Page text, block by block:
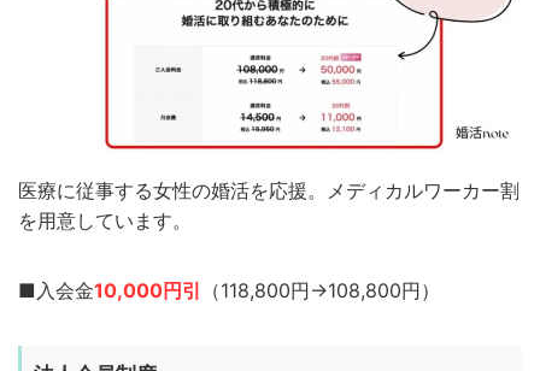
医療に従事する女性の婚活を応援。メディカルワーカー割
を用意しています。
■入会金10,000円引 （118,800円→108,800円）